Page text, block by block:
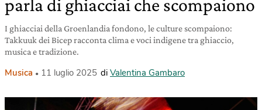
parla di ghiacciai che scompaiono
I ghiacciai della Groenlandia fondono, le culture scompaiono:
Takkuuk dei Bicep racconta clima e voci indigene tra ghiaccio,
musica e tradizione.
Musica 11 luglio 2025 di Valentina Gambaro